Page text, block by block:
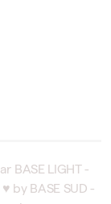
BASE LIGHT -
by BASE SUD -